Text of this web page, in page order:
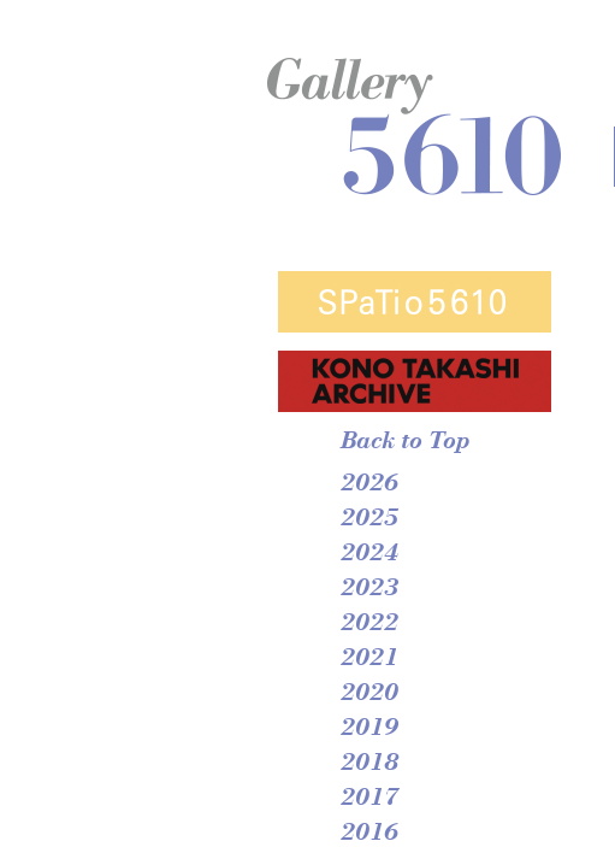
Back to Top
2026
2025
2024
2023
2022
2021
2020
2019
2018
2017
2016